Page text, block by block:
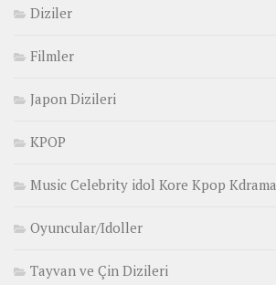
Diziler
Filmler
Japon Dizileri
KPOP
Music Celebrity idol Kore Kpop Kdrama
Oyuncular/Idoller
Tayvan ve Çin Dizileri